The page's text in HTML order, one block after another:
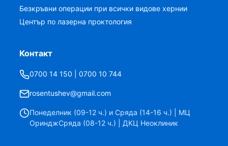
Безкръвни операции при всички видове хернии
Център по лазерна проктология
Контакт
0700 14 150 | 0700 10 744
rosentushev@gmail.com
Понеделник (09-12 ч.) и Сряда (14-16 ч.) | МЦ
ОринджСряда (08-12 ч.) | ДКЦ Неоклиник